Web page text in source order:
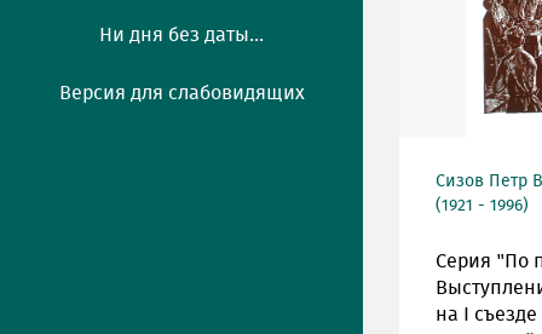
Ни дня без даты...
Версия для слабовидящих
Сизов Петр
(1921 - 1996)
Серия "По
на I